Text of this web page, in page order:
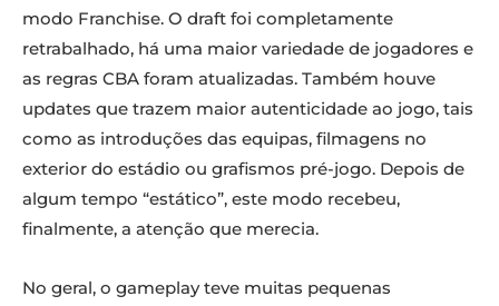
modo Franchise. O draft foi completamente
retrabalhado, há uma maior variedade de jogadores e
as regras CBA foram atualizadas. Também houve
updates que trazem maior autenticidade ao jogo, tais
como as introduções das equipas, filmagens no
exterior do estádio ou grafismos pré-jogo. Depois de
algum tempo “estático”, este modo recebeu,
finalmente, a atenção que merecia.
No geral, o gameplay teve muitas pequenas